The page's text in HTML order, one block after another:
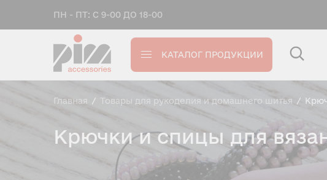
ПН - ПТ: С 9-00 ДО 18-00
КАТАЛОГ ПРОДУКЦИИ
Главная / Товары для рукоделия и домашнего шитья /
Крючки и спицы для